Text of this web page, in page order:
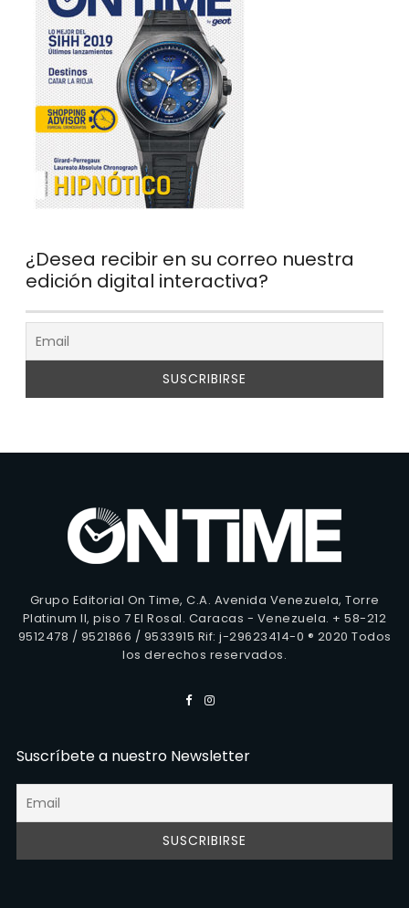
¿Desea recibir en su correo nuestra
edición digital interactiva?
Grupo Editorial On Time, C.A. Avenida Venezuela, Torre
Platinum II, piso 7 El Rosal. Caracas - Venezuela. + 58-212
9512478 / 9521866 / 9533915 Rif: j-29623414-0 ® 2020 Todos
los derechos reservados.
Suscríbete a nuestro Newsletter